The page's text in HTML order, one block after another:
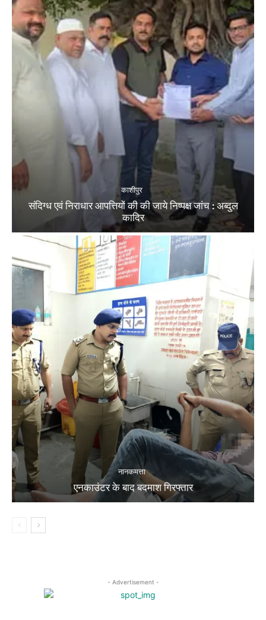
काशीपुर
संदिग्ध एवं निराधार आपत्तियों की की जाये निष्पक्ष जांच : अब्दुल
कादिर
नानकमत्ता
एनकाउंटर के बाद बदमाश गिरफ्तार
- Advertisement -